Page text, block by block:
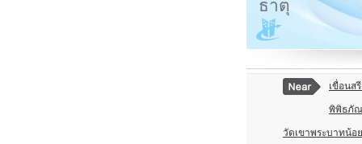
ธาตุ
เขื่อนส
พิพิธภัณ
วัดเขาพระบาทน้อย